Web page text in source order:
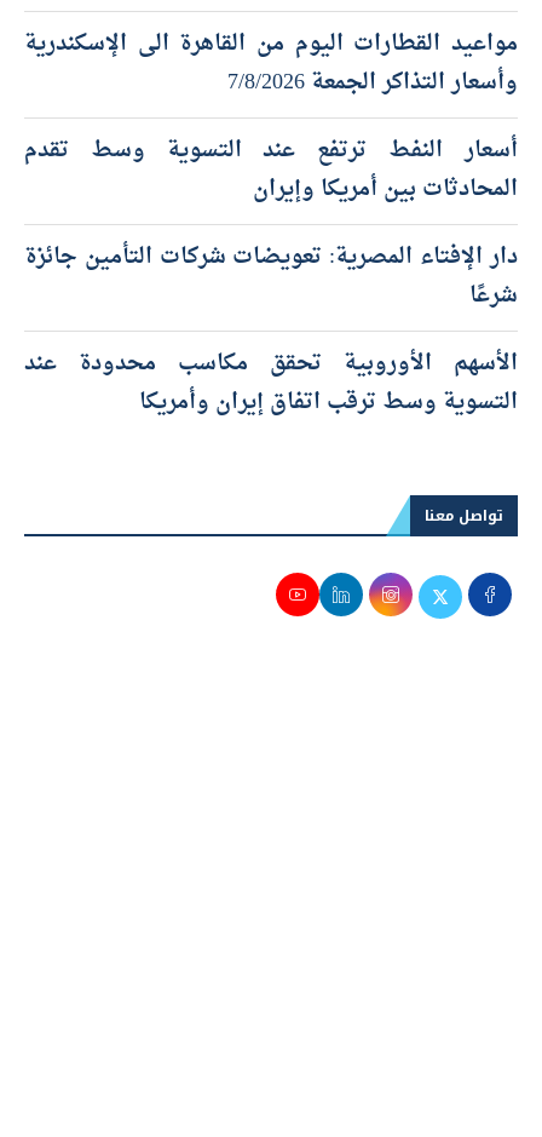
مواعيد القطارات اليوم من القاهرة الى الإسكندرية
وأسعار التذاكر الجمعة 7/8/2026
أسعار النفط ترتفع عند التسوية وسط تقدم
المحادثات بين أمريكا وإيران
دار الإفتاء المصرية: تعويضات شركات التأمين جائزة
شرعًا
الأسهم الأوروبية تحقق مكاسب محدودة عند
التسوية وسط ترقب اتفاق إيران وأمريكا
تواصل معنا